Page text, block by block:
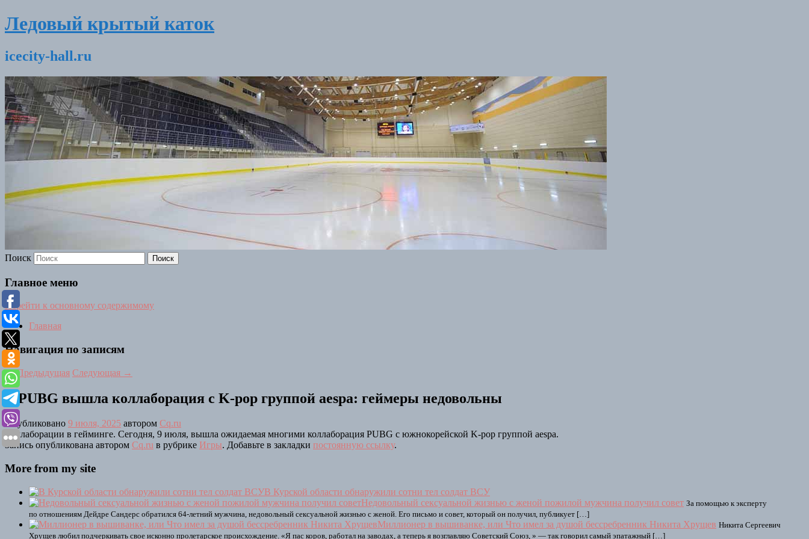
Ледовый крытый каток
icecity-hall.ru
Поиск
Главное меню
Перейти к основному содержимому
Главная
Навигация по записям
←Предыдущая Следующая →
В PUBG вышла коллаборация с K-pop группой aespa: геймеры недовольны
Опубликовано 9 июля, 2025 автором Cq.ru
Коллаборации в гейминге. Сегодня, 9 июля, вышла ожидаемая многими коллаборация PUBG с южнокорейской K-pop группой aespa.
Запись опубликована автором Cq.ru в рубрике Игры. Добавьте в закладки постоянную ссылку.
More from my site
В Курской области обнаружили сотни тел солдат ВСУ
Недовольный сексуальной жизнью с женой пожилой мужчина получил совет За помощью к эксперту
по отношениям Дейдре Сандерс обратился 64-летний мужчина, недовольный сексуальной жизнью с женой. Его письмо и совет, который он получил, публикует […]
Миллионер в вышиванке, или Что имел за душой бессребренник Никита Хрущев Никита Сергеевич
Хрущев любил подчеркивать свое исконно пролетарское происхождение. «Я пас коров, работал на заводах, а теперь я возглавляю Советский Союз, » — так говорил самый эпатажный […]